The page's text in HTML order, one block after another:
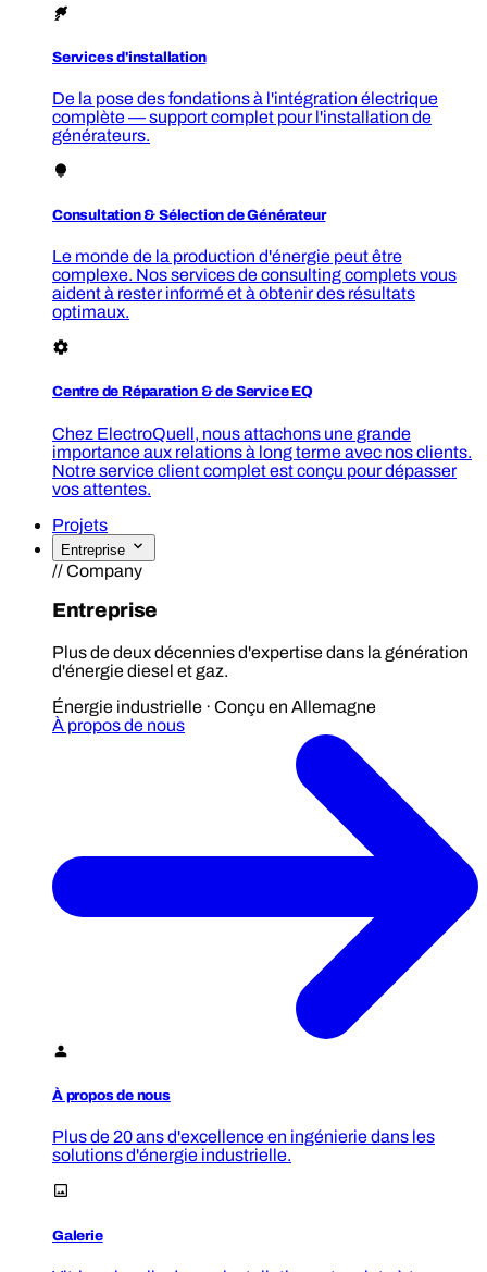
Services d'installation
De la pose des fondations à l'intégration électrique
complète — support complet pour l'installation de
générateurs.
Consultation & Sélection de Générateur
Le monde de la production d'énergie peut être
complexe. Nos services de consulting complets vous
aident à rester informé et à obtenir des résultats
optimaux.
Centre de Réparation & de Service EQ
Chez ElectroQuell, nous attachons une grande
importance aux relations à long terme avec nos clients.
Notre service client complet est conçu pour dépasser
vos attentes.
Projets
Entreprise
// Company
Entreprise
Plus de deux décennies d'expertise dans la génération
d'énergie diesel et gaz.
Énergie industrielle · Conçu en Allemagne
À propos de nous
À propos de nous
Plus de 20 ans d'excellence en ingénierie dans les
solutions d'énergie industrielle.
Galerie